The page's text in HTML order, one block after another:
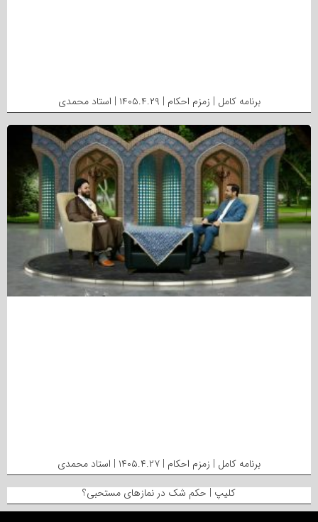
برنامه کامل | زمزم احکام | ۱۴۰۵.۴.۲۹ | استاد محمدی
برنامه کامل | زمزم احکام | ۱۴۰۵.۴.۲۷ | استاد محمدی
کلیپ | حکم شک در نمازهای مستحبی؟